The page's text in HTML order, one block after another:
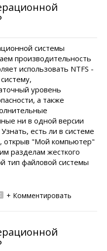
системы
производительность
использовать NTFS -
уровень
а также
ни в одной версии
есть ли в системе
открыв "Мой компьютер"
разделам жесткого
тип файловой системы
+ Комментировать